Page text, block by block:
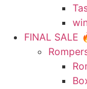
FINAL SALE